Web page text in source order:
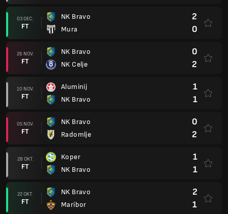
03 DEC.
FT
NK Bravo
Mura
2
0
26 NOV.
FT
NK Bravo
NK Celje
0
2
10 NOV.
FT
Aluminij
NK Bravo
1
1
05 NOV.
FT
NK Bravo
Radomlje
0
2
28 OKT.
FT
Koper
NK Bravo
1
1
22 OKT.
FT
NK Bravo
Maribor
2
1